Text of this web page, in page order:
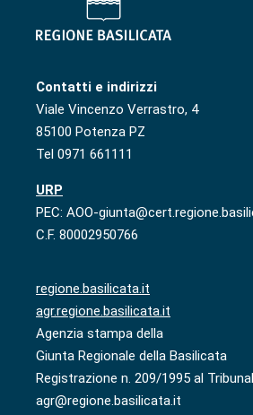
Contatti e indirizzi
Viale Vincenzo Verrastro, 4
85100 Potenza PZ
Tel 0971 661111
URP
PEC: AOO-
C.F. 80002950766
regione.basilicata.it
agr.regione.basilicata.it
Agenzia stampa della
Giunta Regionale della Basilicata
Registrazione n. 209/1995 al
agr@regione.basilicata.it